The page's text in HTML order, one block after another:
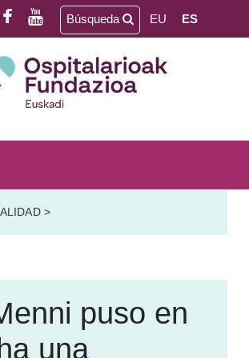
principal
SALUD MENTAL | DISCAPACIDAD INTELECTUAL | NEURORREHABILITACIÓN Y DAÑO CEREBRAL | PERSONA MAYOR
Búsqueda EU ES
>
puso en
una